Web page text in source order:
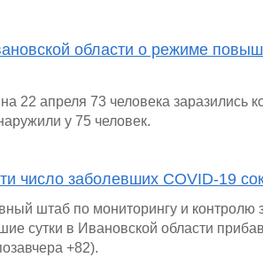
области о режиме
22 апреля 73 человека заразились
у 75 человек.
число заболевших COVID-19
штаб по мониторингу и контролю
сутки в Ивановской области
+82).